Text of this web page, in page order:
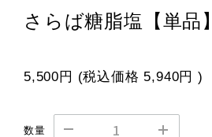
さらば糖脂塩【単品】
5,500円 (税込価格 5,940円 )
数量